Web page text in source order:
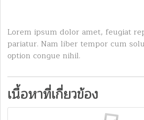
Lorem ipsum dolor amet, feugiat
pariatur. Nam liber tempor cum
option congue nihil.
เนื้อหาที่เกี่ยวข้อง